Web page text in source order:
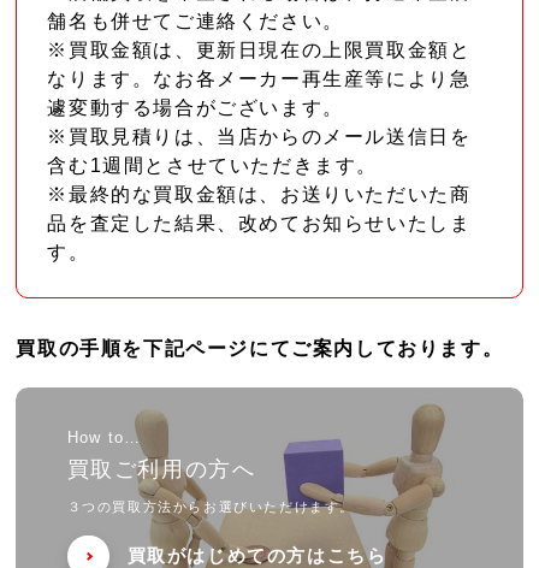
舗名も併せてご連絡ください。
※買取金額は、更新日現在の上限買取金額と
なります。なお各メーカー再生産等により急
遽変動する場合がございます。
※買取見積りは、当店からのメール送信日を
含む1週間とさせていただきます。
※最終的な買取金額は、お送りいただいた商
品を査定した結果、改めてお知らせいたしま
す。
買取の手順を下記ページにてご案内しております。
How to…
買取ご利用の方へ
３つの買取方法からお選びいただけます。
買取がはじめての方はこちら